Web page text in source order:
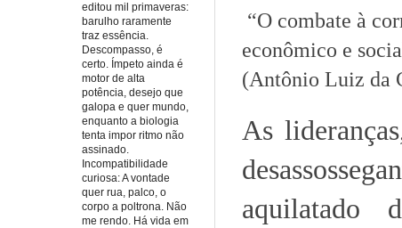
“O combate à
econômico e
(Antônio Luiz da
As
aquilatado
editou mil primaveras:
barulho raramente
traz essência.
Descompasso, é
certo. Ímpeto ainda é
motor de alta
potência, desejo que
galopa e quer mundo,
enquanto a biologia
tenta impor ritmo não
assinado.
Incompatibilidade
curiosa: A vontade
quer rua, palco, o
corpo a poltrona. Não
me rendo. Há vida em